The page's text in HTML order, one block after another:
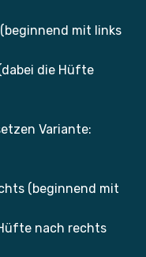
mit links
die Hüfte
Variante:
(beginnend mit
nach rechts